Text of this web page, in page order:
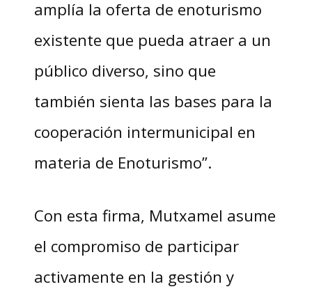
amplía la oferta de enoturismo
existente que pueda atraer a un
público diverso, sino que
también sienta las bases para la
cooperación intermunicipal en
materia de Enoturismo”.
Con esta firma, Mutxamel asume
el compromiso de participar
activamente en la gestión y